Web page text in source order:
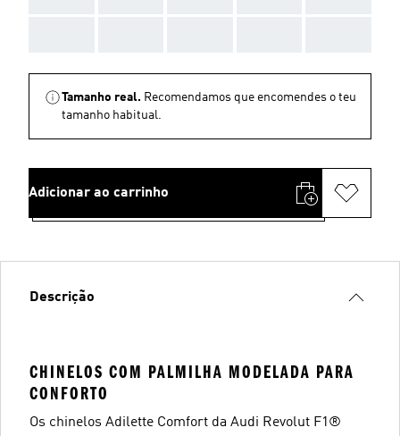
Tamanho real. Recomendamos que encomendes o teu
tamanho habitual.
Adicionar ao carrinho
Descrição
CHINELOS COM PALMILHA MODELADA PARA
CONFORTO
Os chinelos Adilette Comfort da Audi Revolut F1®